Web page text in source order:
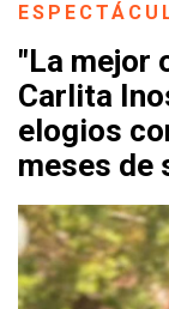
"La mejor
Carlita
elogios
meses de